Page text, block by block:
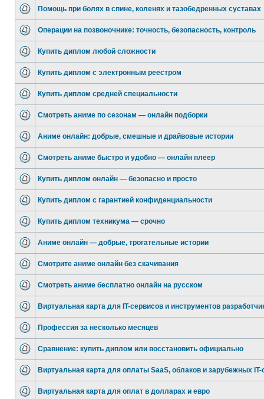
Помощь при болях в спине, коленях и тазобедренных суставах
Операции на позвоночнике: точность, безопасность, контроль
Купить диплом любой сложности
Купить диплом с электронным реестром
Купить диплом средней специальности
Смотреть аниме по сезонам — онлайн подборки
Аниме онлайн: добрые, смешные и драйвовые истории
Смотреть аниме быстро и удобно — онлайн плеер
Купить диплом онлайн — безопасно и просто
Купить диплом с гарантией конфиденциальности
Купить диплом техникума — срочно
Аниме онлайн — добрые, трогательные истории
Смотрите аниме онлайн без скачивания
Смотреть аниме бесплатно онлайн на русском
Виртуальная карта для IT-сервисов и инструментов
Профессия за несколько месяцев
Сравнение: купить диплом или восстановить официально
Виртуальная карта для оплаты SaaS, облаков и зарубежных IT-
Виртуальная карта для оплат в долларах и евро